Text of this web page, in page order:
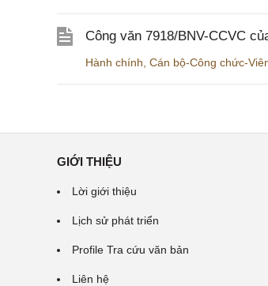
Công văn 7918/BNV-CCVC
Hành chính Cán bộ-Công chức-
GIỚI THIỆU
Lời giới thiệu
Lịch sử phát triển
Profile Tra cứu văn bản
Liên hệ